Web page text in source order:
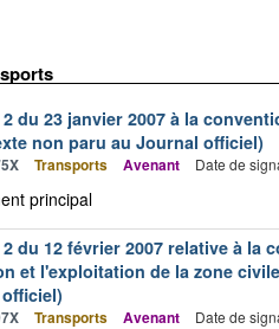
2 du 23 janvier 2007 à la
non paru au Journal officiel)
Transports Avenant Date de
principal
2 du 12 février 2007 relative à
et l'exploitation de la zone
Transports Avenant Date de